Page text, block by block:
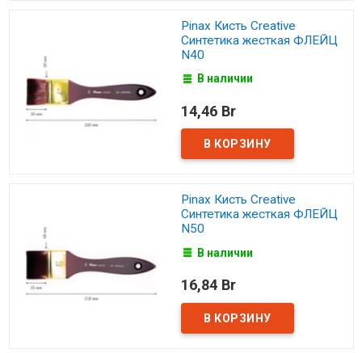
Pinax Кисть Creative
Синтетика жесткая ФЛЕЙЦ
N40
В наличии
14,46 Br
Pinax Кисть Creative
Синтетика жесткая ФЛЕЙЦ
N50
В наличии
16,84 Br